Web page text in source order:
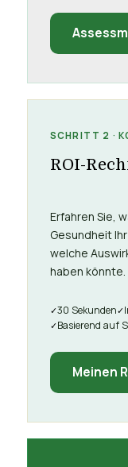
SCHRITT 2 ·
ROI-
Erfahren Sie,
Gesundheit
welche
haben könnte.
30 Sekunden
Basierend auf
Meinen